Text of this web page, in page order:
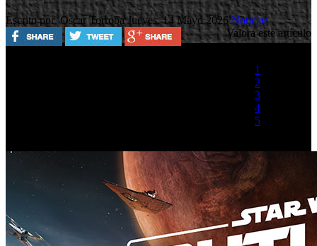
Escrito por Oscar TorrobaJueves, 14 Mayo 2026Noticias
Valora este artículo
1
2
3
4
5